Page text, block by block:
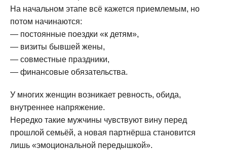
На начальном этапе всё кажется приемлемым, но
потом начинаются:
— постоянные поездки «к детям»,
— визиты бывшей жены,
— совместные праздники,
— финансовые обязательства.
У многих женщин возникает ревность, обида,
внутреннее напряжение.
Нередко такие мужчины чувствуют вину перед
прошлой семьёй, а новая партнёрша становится
лишь «эмоциональной передышкой».